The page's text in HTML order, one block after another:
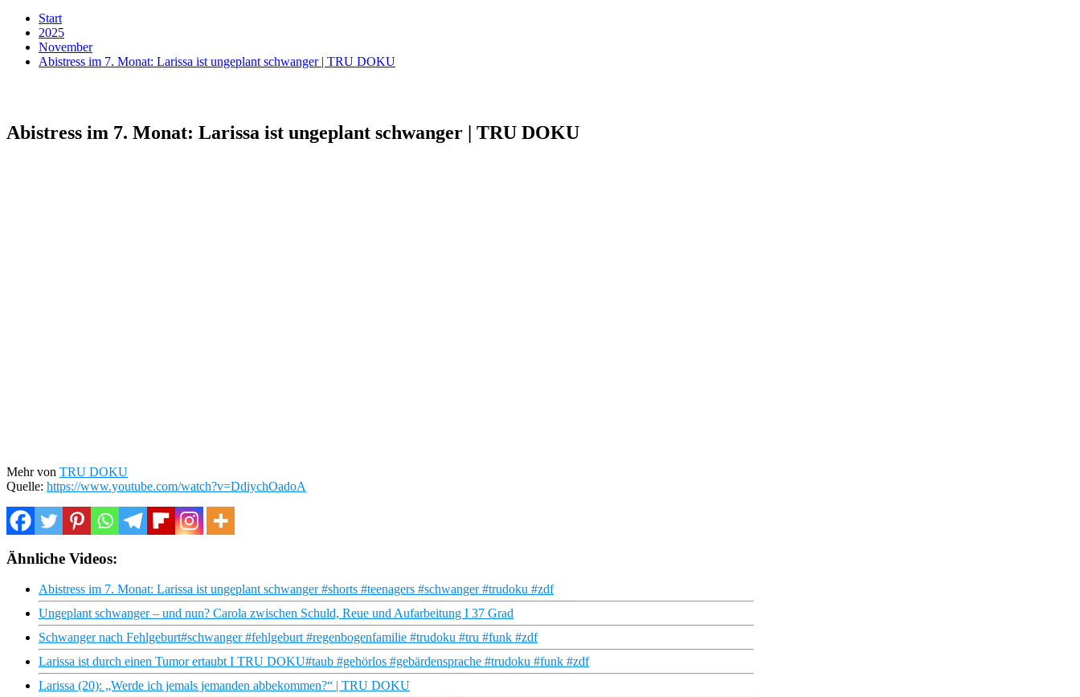
Start
2025
November
Abistress im 7. Monat: Larissa ist ungeplant schwanger | TRU DOKU
Abistress im 7. Monat: Larissa ist ungeplant schwanger | TRU DOKU
Mehr von TRU DOKU
Quelle: https://www.youtube.com/watch?v=DdiychOadoA
Ähnliche Videos:
Abistress im 7. Monat: Larissa ist ungeplant schwanger #shorts #teenagers #schwanger #trudoku #zdf
Ungeplant schwanger – und nun? Carola zwischen Schuld, Reue und Aufarbeitung I 37 Grad
Schwanger nach Fehlgeburt#schwanger #fehlgeburt #regenbogenfamilie #trudoku #tru #funk #zdf
Larissa ist durch einen Tumor ertaubt I TRU DOKU#taub #gehörlos #gebärdensprache #trudoku #funk #zdf
Larissa (20): „Werde ich jemals jemanden abbekommen?“ | TRU DOKU